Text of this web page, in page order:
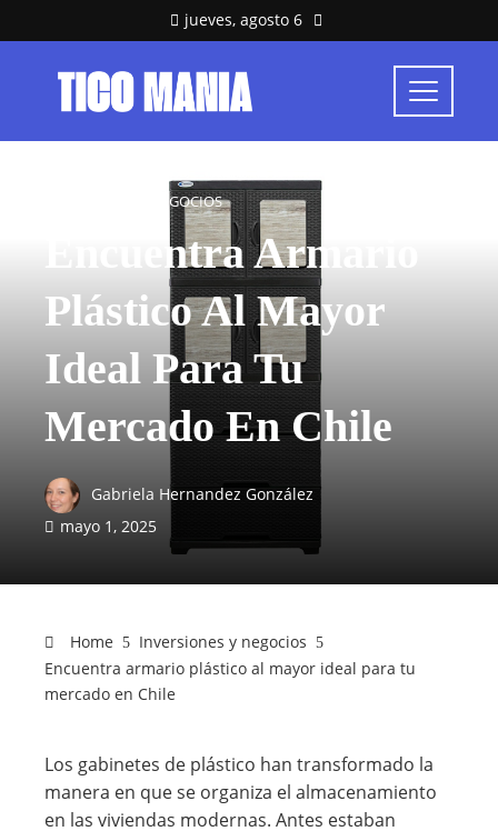
jueves, agosto 6
INVERSIONES Y NEGOCIOS
Encuentra Armario
Plástico Al Mayor
Ideal Para Tu
Mercado En Chile
Gabriela Hernandez González
mayo 1, 2025
Home
Inversiones y negocios
Encuentra armario plástico al mayor ideal para tu
mercado en Chile
Los gabinetes de plástico han transformado la
manera en que se organiza el almacenamiento
en las viviendas modernas. Antes estaban